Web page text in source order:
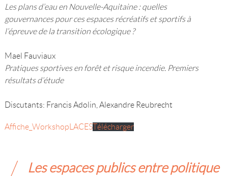
Les plans d’eau en Nouvelle-Aquitaine : quelles
gouvernances pour ces espaces récréatifs et sportifs à
l’épreuve de la transition écologique ?
Mael Fauviaux
Pratiques sportives en forêt et risque incendie. Premiers
résultats d’étude
Discutants: Francis Adolin, Alexandre Reubrecht
Affiche_WorkshopLACESTélécharger
Les espaces publics entre politique